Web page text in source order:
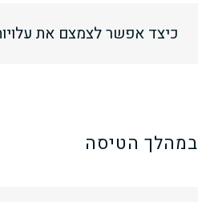
כיצד אפשר לצמצם את
במהלך הטיסה